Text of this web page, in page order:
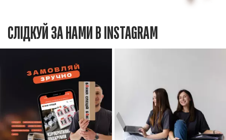
СЛІДКУЙ ЗА НАМИ В INSTAGRAM